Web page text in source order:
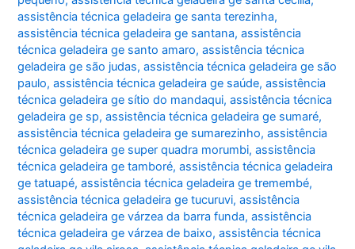
assistência técnica geladeira ge santa terezinha,
assistência técnica geladeira ge santana,assistência
técnica geladeira ge santo amaro,assistência técnica
geladeira ge são judas,assistência técnica geladeira ge são
paulo,assistência técnica geladeira ge saúde,assistência
técnica geladeira ge sítio do mandaqui,assistência técnica
geladeira ge sp,assistência técnica geladeira ge sumaré,
assistência técnica geladeira ge sumarezinho,assistência
técnica geladeira ge super quadra morumbi,assistência
técnica geladeira ge tamboré,assistência técnica geladeira
ge tatuapé,assistência técnica geladeira ge tremembé,
assistência técnica geladeira ge tucuruvi,assistência
técnica geladeira ge várzea da barra funda,assistência
técnica geladeira ge várzea de baixo,assistência técnica